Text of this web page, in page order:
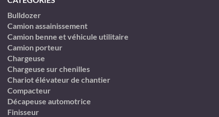
Bulldozer
Camion assainissement
Camion benne et véhicule utilitaire
Camion porteur
Chargeuse
Chargeuse sur chenilles
Chariot élévateur de chantier
Compacteur
Décapeuse automotrice
Finisseur